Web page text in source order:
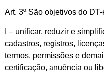
Art. 3º São objetivos do DT-
I – unificar, reduzir e
cadastros, registros,
termos, permissões e
certificação, anuência ou